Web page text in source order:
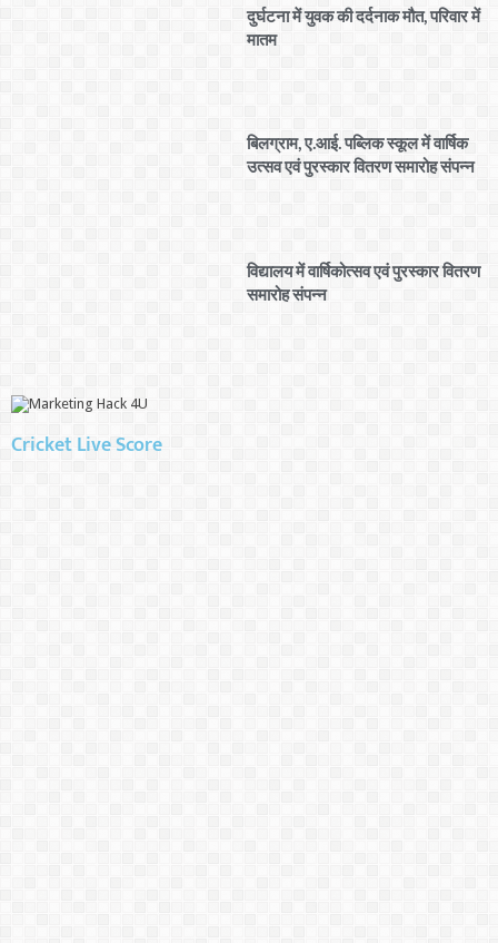
दुर्घटना में युवक की दर्दनाक मौत, परिवार में
मातम
बिलग्राम, ए.आई. पब्लिक स्कूल में वार्षिक
उत्सव एवं पुरस्कार वितरण समारोह संपन्न
विद्यालय में वार्षिकोत्सव एवं पुरस्कार वितरण
समारोह संपन्न
Cricket Live Score